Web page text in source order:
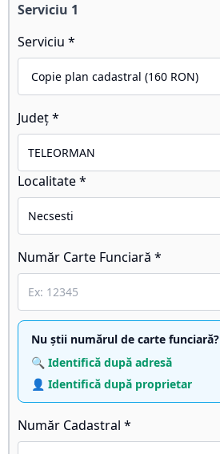
Serviciu 1
Serviciu *
Județ *
Localitate *
Număr Carte Funciară *
Nu știi numărul de carte funciară?
🔍 Identifică după adresă
👤 Identifică după proprietar
Număr Cadastral *